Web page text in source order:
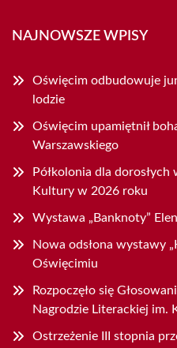
NAJNOWSZE WPISY
Oświęcim odbudowuje
lodzie
Oświęcim upamiętnił
Warszawskiego
Półkolonia dla
Kultury w 2026 roku
Wystawa „Banknoty”
Nowa odsłona wystawy
Oświęcimiu
Rozpoczęło się
Nagrodzie Literackiej im.
Ostrzeżenie III stopnia